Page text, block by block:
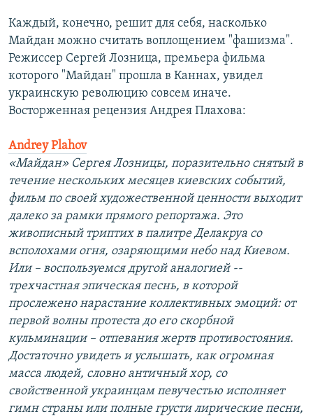
Каждый, конечно, решит для себя, насколько
Майдан можно считать воплощением "фашизма".
Режиссер Сергей Лозница, премьера фильма
которого "Майдан" прошла в Каннах, увидел
украинскую революцию совсем иначе.
Восторженная рецензия Андрея Плахова:
Andrey Plahov
«Майдан» Сергея Лозницы, поразительно снятый в
течение нескольких месяцев киевских событий,
фильм по своей художественной ценности выходит
далеко за рамки прямого репортажа. Это
живописный триптих в палитре Делакруа со
всполохами огня, озаряющими небо над Киевом.
Или – воспользуемся другой аналогией --
трехчастная эпическая песнь, в которой
прослежено нарастание коллективных эмоций: от
первой волны протеста до его скорбной
кульминации – отпевания жертв противостояния.
Достаточно увидеть и услышать, как огромная
масса людей, словно античный хор, со
свойственной украинцам певучестью исполняет
гимн страны или полные грусти лирические песни,